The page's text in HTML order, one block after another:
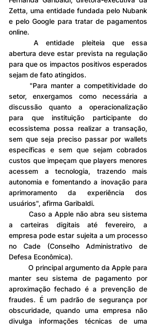
Zetta, uma entidade fundada pelo Nubank
e pelo Google para tratar de pagamentos
online.
	A entidade pleiteia que essa
abertura deve estar prevista na regulação
para que os impactos positivos esperados
sejam de fato atingidos.
setor, enxergamos como necessária a
discussão quanto a operacionalização
para que instituição participante do
ecossistema possa realizar a transação,
sem que seja preciso passar por wallets
específicas e sem que sejam cobrados
custos que impeçam que players menores
acessem a tecnologia, trazendo mais
autonomia e fomentando a inovação para
aprimoramento da experiência dos
usuários", afirma Garibaldi.
	Caso a Apple não abra seu sistema
a carteiras digitais até fevereiro, a
empresa pode estar sujeita a um processo
no Cade (Conselho Administrativo de
Defesa Econômica).
manter seu sistema de pagamento por
aproximação fechado é a prevenção de
fraudes. É um padrão de segurança por
obscuridade, quando uma empresa não
divulga informações técnicas de uma